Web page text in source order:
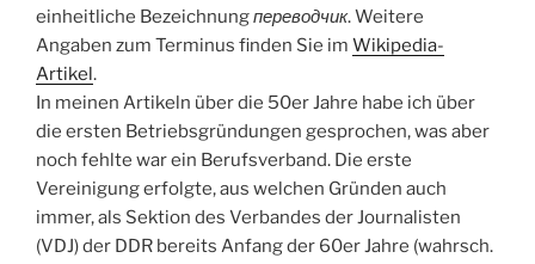
einheitliche Bezeichnungпереводчик. Weitere
Angaben zum Terminus finden Sie im Wikipedia-
Artikel.
In meinen Artikeln über die 50er Jahre habe ich über
die ersten Betriebsgründungen gesprochen, was aber
noch fehlte war ein Berufsverband. Die erste
Vereinigung erfolgte, aus welchen Gründen auch
immer, als Sektion des Verbandes der Journalisten
(VDJ) der DDR bereits Anfang der 60er Jahre (wahrsch.